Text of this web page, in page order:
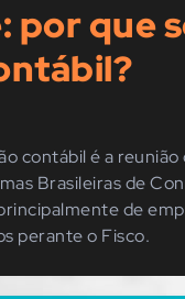
por que
contábil é a
Brasileiras de
de
perante o Fisco.